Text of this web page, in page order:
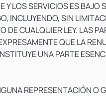
Y LOS SERVICIOS ES BAJO
INCLUYENDO, SIN
DE CUALQUIER LEY. LAS
QUE LA
UNA PARTE
REPRESENTACIÓN O